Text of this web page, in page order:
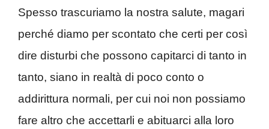
Spesso trascuriamo la nostra salute, magari
perché diamo per scontato che certi per così
dire disturbi che possono capitarci di tanto in
tanto, siano in realtà di poco conto o
addirittura normali, per cui noi non possiamo
fare altro che accettarli e abituarci alla loro